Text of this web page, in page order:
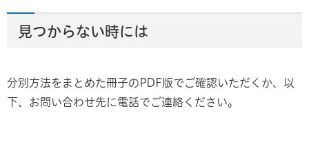
見つからない時には
分別方法をまとめた冊子のPDF版でご確認いただくか、以
下、お問い合わせ先に電話でご連絡ください。